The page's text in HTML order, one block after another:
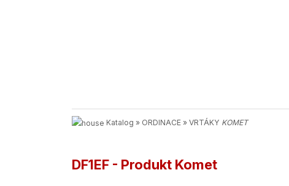
Katalog » ORDINACE » VRTÁKY KOMET
DF1EF - Produkt Komet